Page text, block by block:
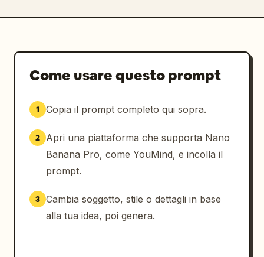
Come usare questo prompt
1 Copia il prompt completo qui sopra.
2
Apri una piattaforma che supporta Nano
Banana Pro, come YouMind, e incolla il
prompt.
3 Cambia soggetto, stile o dettagli in base
alla tua idea, poi genera.